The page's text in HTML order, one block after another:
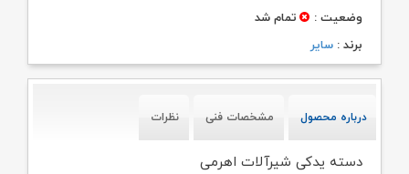
وضعیت :
تمام شد
برند : سایر
درباره محصول مشخصات فنی نظرات
دسته یدکی شیرآلات اهرمی